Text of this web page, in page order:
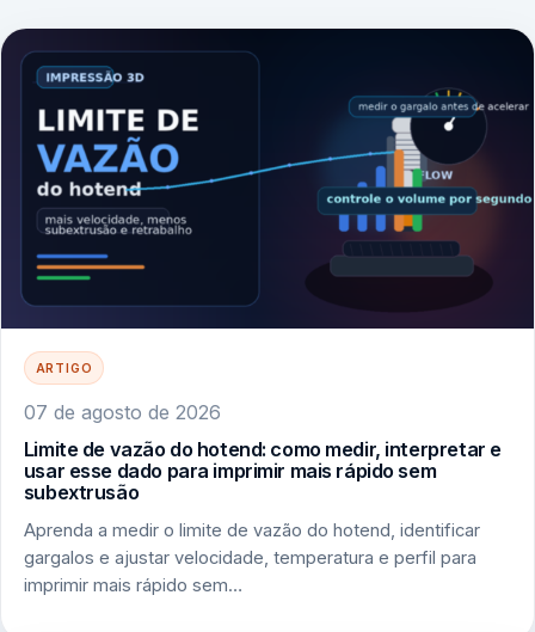
ARTIGO
07 de agosto de 2026
Limite de vazão do hotend: como medir, interpretar e
usar esse dado para imprimir mais rápido sem
subextrusão
Aprenda a medir o limite de vazão do hotend, identificar
gargalos e ajustar velocidade, temperatura e perfil para
imprimir mais rápido sem…